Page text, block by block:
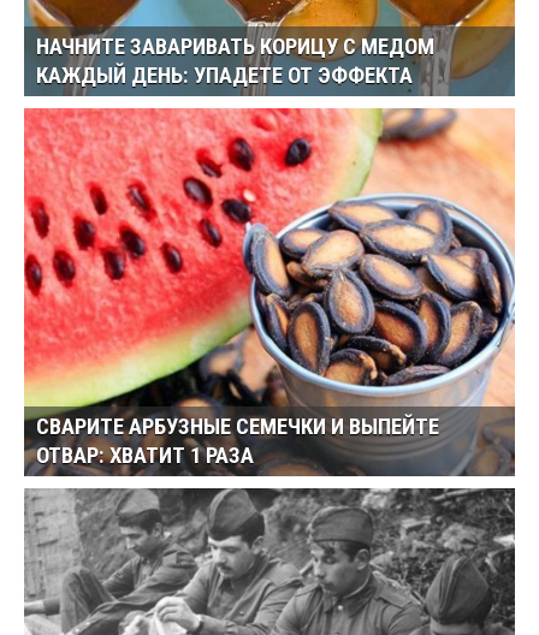
НАЧНИТЕ ЗАВАРИВАТЬ КОРИЦУ С МЕДОМ
КАЖДЫЙ ДЕНЬ: УПАДЕТЕ ОТ ЭФФЕКТА
СВАРИТЕ АРБУЗНЫЕ СЕМЕЧКИ И ВЫПЕЙТЕ
ОТВАР: ХВАТИТ 1 РАЗА